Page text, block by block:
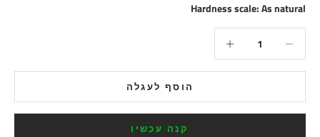
Hardness scale: As natural
הוסף לעגלה
קנה עכשיו